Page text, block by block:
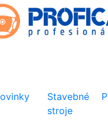
Stavebné
stroje